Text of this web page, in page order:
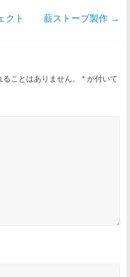
クト 薪ストーブ製作 →
ことはありません。 *が付いて